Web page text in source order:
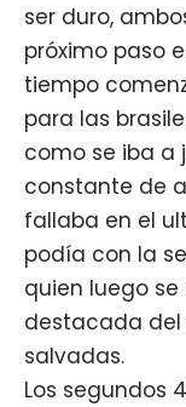
ser duro,
próximo paso
tiempo
para las
como se iba a
constante de
fallaba en el
podía con la
quien luego
destacada del
salvadas.
Los segundos